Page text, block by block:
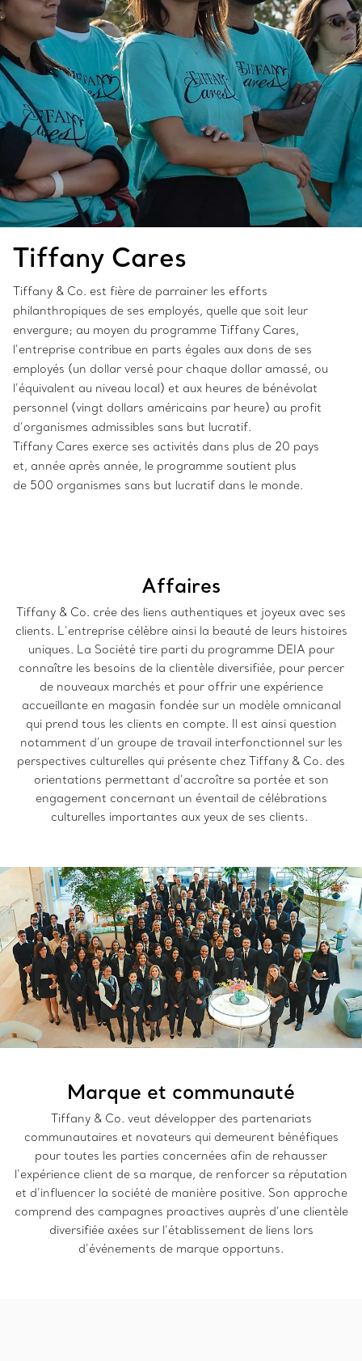
Tiffany Cares
Tiffany & Co. est fière de parrainer les efforts
philanthropiques de ses employés, quelle que soit leur
envergure; au moyen du programme Tiffany Cares,
l’entreprise contribue en parts égales aux dons de ses
employés (un dollar versé pour chaque dollar amassé, ou
l’équivalent au niveau local) et aux heures de bénévolat
personnel (vingt dollars américains par heure) au profit
d’organismes admissibles sans but lucratif.
Tiffany Cares exerce ses activités dans plus de 20 pays
et, année après année, le programme soutient plus
de 500 organismes sans but lucratif dans le monde.
Affaires
Tiffany & Co. crée des liens authentiques et joyeux avec ses
clients. L’entreprise célèbre ainsi la beauté de leurs histoires
uniques. La Société tire parti du programme DEIA pour
connaître les besoins de la clientèle diversifiée, pour percer
de nouveaux marchés et pour offrir une expérience
accueillante en magasin fondée sur un modèle omnicanal
qui prend tous les clients en compte. Il est ainsi question
notamment d’un groupe de travail interfonctionnel sur les
perspectives culturelles qui présente chez Tiffany & Co. des
orientations permettant d’accroître sa portée et son
engagement concernant un éventail de célébrations
culturelles importantes aux yeux de ses clients.
Marque et communauté
Tiffany & Co. veut développer des partenariats
communautaires et novateurs qui demeurent bénéfiques
pour toutes les parties concernées afin de rehausser
l’expérience client de sa marque, de renforcer sa réputation
et d’influencer la société de manière positive. Son approche
comprend des campagnes proactives auprès d’une clientèle
diversifiée axées sur l’établissement de liens lors
d’événements de marque opportuns.